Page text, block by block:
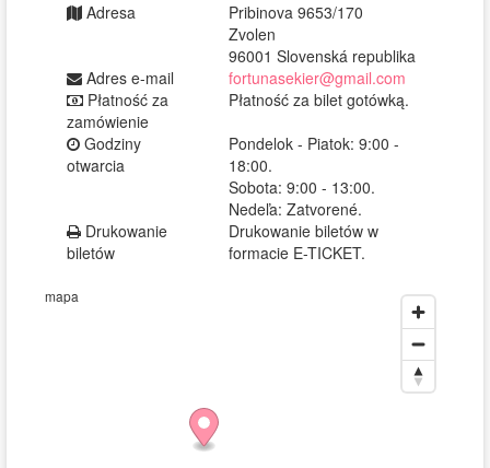
Adresa
Pribinova 9653/170
Zvolen
96001 Slovenská republika
Adres e-mail
fortunasekier@gmail.com
Płatność za
zamówienie
Płatność za bilet gotówką.
Godziny
otwarcia
Pondelok - Piatok: 9:00 -
18:00.
Sobota: 9:00 - 13:00.
Nedeľa: Zatvorené.
Drukowanie
biletów
Drukowanie biletów w
formacie E-TICKET.
mapa